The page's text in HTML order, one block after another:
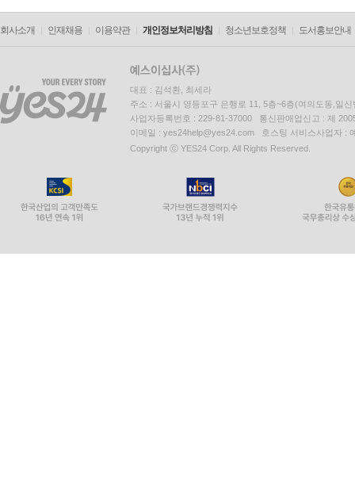
회사소개 인재채용 이용약관 개인정보처리방침 청소년보호정책 도서홍보안내
대표 : 김석환, 최세라
주소 : 서울시 영등포구 은행로 11, 5층~6층(여의도동,일신
사업자등록번호 : 229-81-37000 통신판매업신고 : 제
이메일 : yes24help@yes24.com 호스팅 서비스사업자 :
Copyright ⓒ YES24 Corp. All Rights Reserved.